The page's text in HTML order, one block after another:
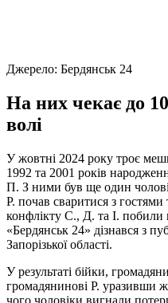
Джерело: Бердянськ 24
На них чекає до
волі
У жовтні 2024 року троє
1992 та 2001 років
П. З ними був ще один
Р. почав сваритися з
конфлікту С., Д. та І.
«Бердянськ 24» дізнався з
Запорізької області.
У результаті бійки,
громадянинові Р. уразивши
чого чоловіки вигнали